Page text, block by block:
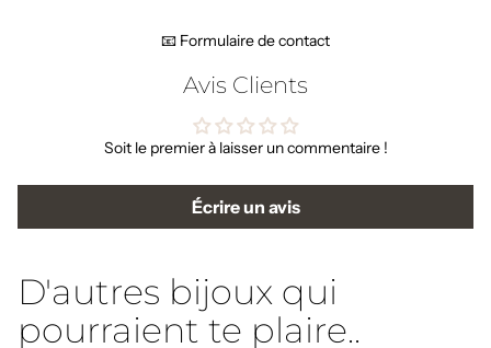
📧 Formulaire de contact
Avis Clients
Soit le premier à laisser un commentaire !
Écrire un avis
D'autres bijoux qui
pourraient te plaire..